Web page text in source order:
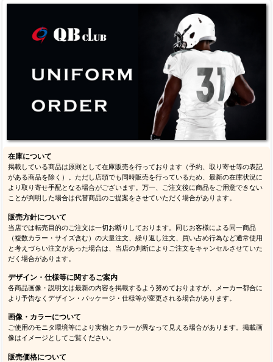
在庫について
掲載している商品は原則として在庫販売を行っております（予約、取り寄せ等の表記
がある商品を除く）。ただし店頭でも同時販売を行っているため、最新の在庫状況に
より取り寄せ手配となる場合がございます。万一、ご注文後に商品をご用意できない
ことが判明した場合は代替商品のご提案をさせていただく場合があります。
販売方針について
当店では転売目的のご注文は一切お断りしております。同じお客様による同一商品
（複数カラー・サイズ含む）の大量注文、繰り返し注文、買い占め行為など通常使用
と考えづらい注文があった場合は、当店の判断によりご注文をキャンセルさせていた
だく場合があります。
デザイン・仕様等に関するご案内
各商品画像・説明文は最新の内容を掲載するよう努めておりますが、メーカー都合に
より予告なくデザイン・パッケージ・仕様等が変更される場合があります。
画像・カラーについて
ご使用のモニタ環境等により実物とカラーが異なって見える場合があります。掲載画
像はイメージとしてご覧ください。
販売価格について